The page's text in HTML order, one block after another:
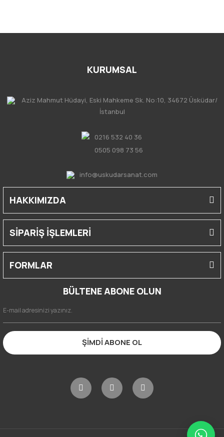
KURUMSAL
Aziz Mahmut Hüdayi, Eski Mahkeme Sk. No:10, 34672 Üsküdar/
İstanbul
0216 532 40 36
0505 098 73 56
info@uskudarsanat.com
HAKKIMIZDA
SİPARİŞ İŞLEMLERİ
FORMLAR
BÜLTENE ABONE OLUN
ŞİMDİ ABONE OL